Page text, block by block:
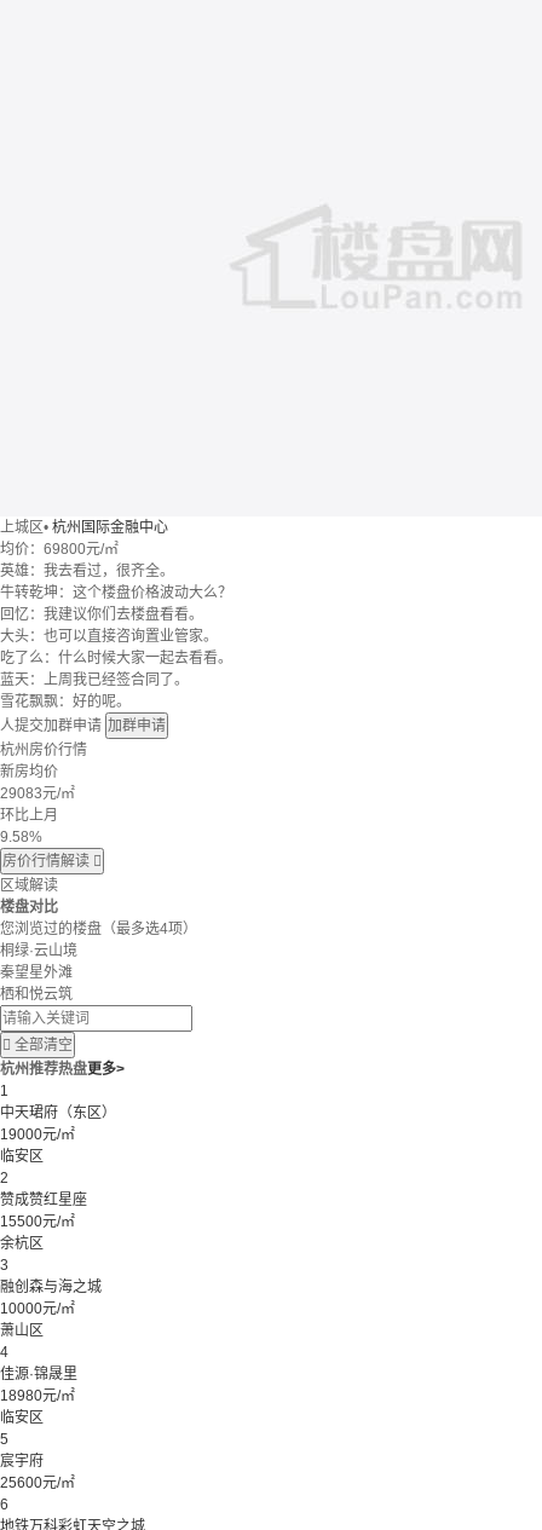
上城区• 杭州国际金融中心
均价： 69800元/㎡
英雄：我去看过，很齐全。
牛转乾坤：这个楼盘价格波动大么？
回忆：我建议你们去楼盘看看。
大头：也可以直接咨询置业管家。
吃了么：什么时候大家一起去看看。
蓝天：上周我已经签合同了。
雪花飘飘：好的呢。
人提交加群申请 加群申请
杭州房价行情
新房均价
29083元/㎡
环比上月
9.58%
房价行情解读 
区域解读
楼盘对比
您浏览过的楼盘 （最多选4项）
桐绿·云山境
秦望星外滩
栖和悦云筑
 全部清空
杭州推荐热盘更多>
1
中天珺府（东区）
19000元/㎡
临安区
2
赞成赞红星座
15500元/㎡
余杭区
3
融创森与海之城
10000元/㎡
萧山区
4
佳源·锦晟里
18980元/㎡
临安区
5
宸宇府
25600元/㎡
6
地铁万科彩虹天空之城